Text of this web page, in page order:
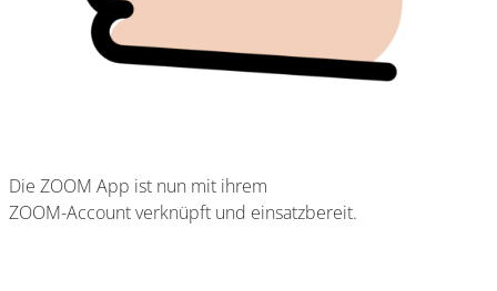
Die ZOOM App ist nun mit ihrem
ZOOM-Account verknüpft und einsatzbereit.